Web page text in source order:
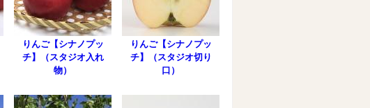
りんご【シナノプッ
チ】（スタジオ入れ
物）
りんご【シナノプッ
チ】（スタジオ切り
口）